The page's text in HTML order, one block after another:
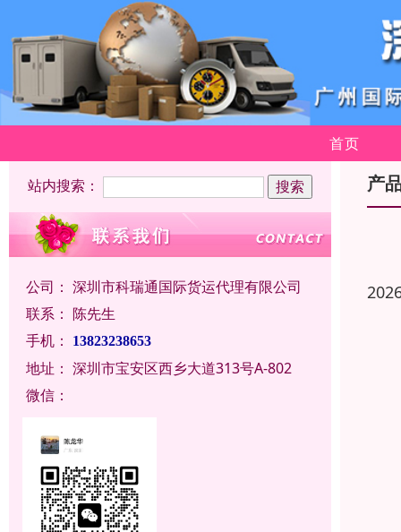
首页
站内搜索：
公司： 深圳市科瑞通国际货运代理有限公司
联系： 陈先生
手机：
13823238653
地址： 深圳市宝安区西乡大道313号A-802
微信：
产